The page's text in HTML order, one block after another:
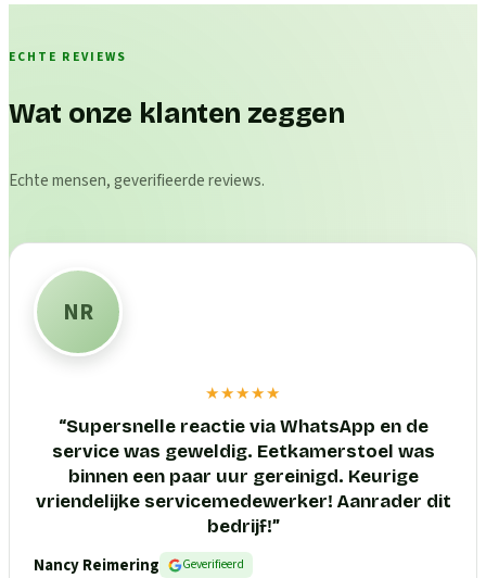
ECHTE REVIEWS
Wat onze klanten zeggen
Echte mensen, geverifieerde reviews.
NR
★★★★★
“Supersnelle reactie via WhatsApp en de
service was geweldig. Eetkamerstoel was
binnen een paar uur gereinigd. Keurige
vriendelijke servicemedewerker! Aanrader dit
bedrijf!”
Nancy Reimering
Geverifieerd